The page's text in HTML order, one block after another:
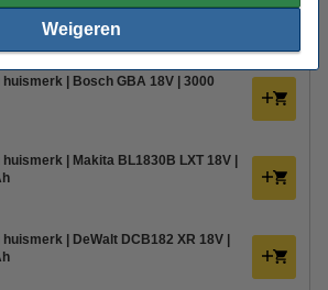
Weigeren
| Bosch GBA 18V | 3000
| Makita BL1830B LXT 18V |
| DeWalt DCB182 XR 18V |